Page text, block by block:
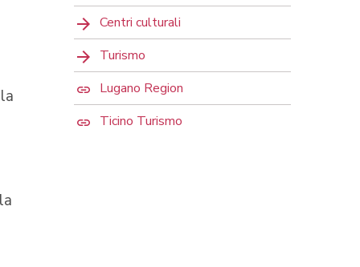
Centri culturali
Turismo
Lugano Region
Ticino Turismo